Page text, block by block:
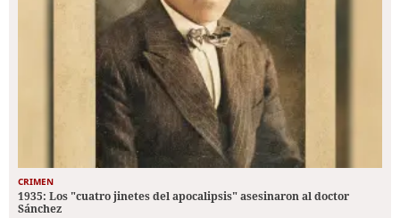
CRIMEN
1935: Los "cuatro jinetes del apocalipsis" asesinaron al doctor
Sánchez